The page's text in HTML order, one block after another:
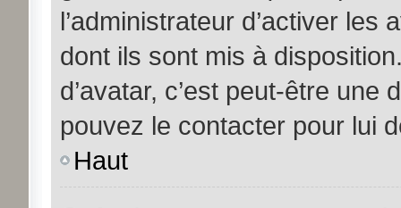
l’administrateur d’activer
dont ils sont mis à
d’avatar, c’est peut-être une
pouvez le contacter pour lui
Haut